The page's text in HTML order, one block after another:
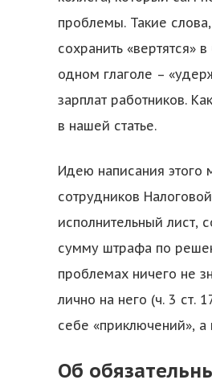
проблемы. Такие слова,
сохранить «вертятся»
одном глаголе –
зарплат работников.
в нашей статье.
Идею написания этого
сотрудников
исполнительный лист,
сумму штрафа по
проблемах ничего не
лично на него (ч. 3 ст.
себе «приключений», а
Об